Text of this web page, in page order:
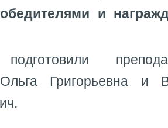
и
Григорьевна и